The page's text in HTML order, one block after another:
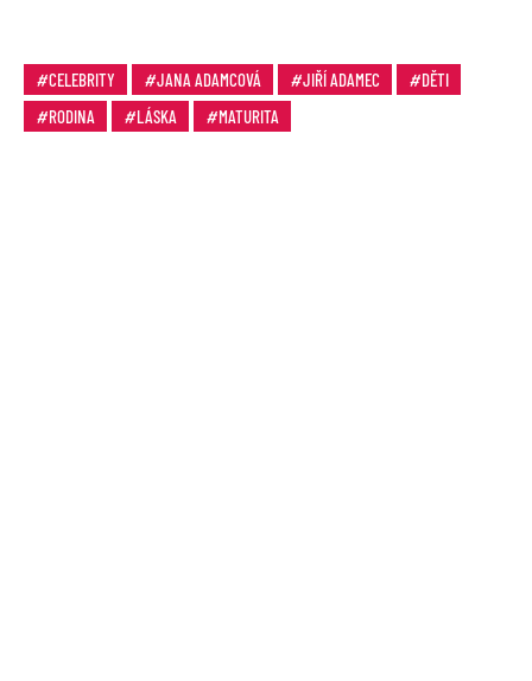
CELEBRITY JANA ADAMCOVÁ JIŘÍ ADAMEC
DĚTI
RODINA
LÁSKA MATURITA